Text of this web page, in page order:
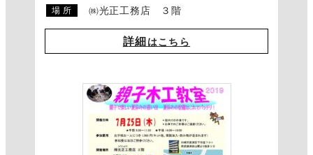
場 所 ㈱光正工務店 ３階
詳細はこちら